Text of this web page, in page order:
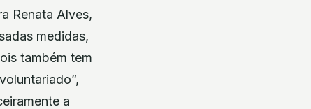
Renata Alves,
medidas,
também tem
a